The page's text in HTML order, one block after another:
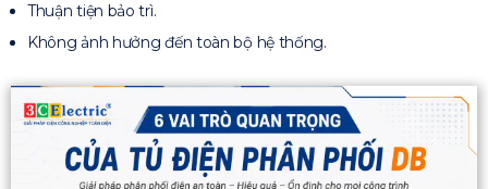
Thuận tiện bảo trì.
Không ảnh hưởng đến toàn bộ hệ thống.